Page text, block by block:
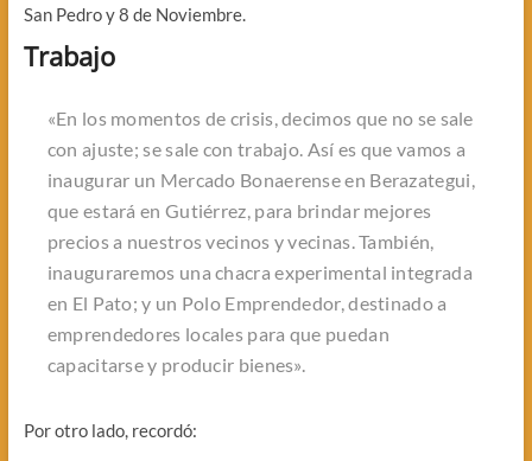
San Pedro y 8 de Noviembre.
Trabajo
«En los momentos de crisis, decimos que no se sale
con ajuste; se sale con trabajo. Así es que vamos a
inaugurar un Mercado Bonaerense en Berazategui,
que estará en Gutiérrez, para brindar mejores
precios a nuestros vecinos y vecinas. También,
inauguraremos una chacra experimental integrada
en El Pato; y un Polo Emprendedor, destinado a
emprendedores locales para que puedan
capacitarse y producir bienes».
Por otro lado, recordó: